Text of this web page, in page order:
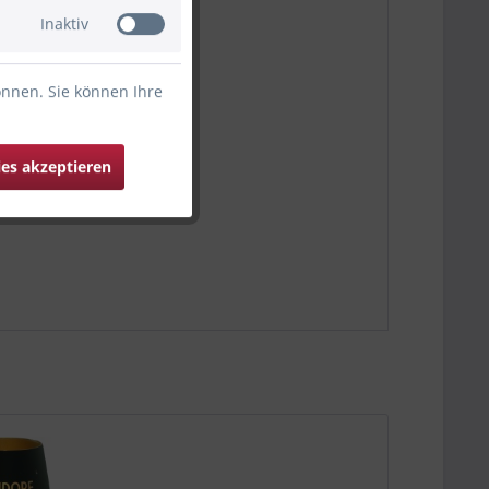
Inaktiv
Sie können Ihre
akzeptieren